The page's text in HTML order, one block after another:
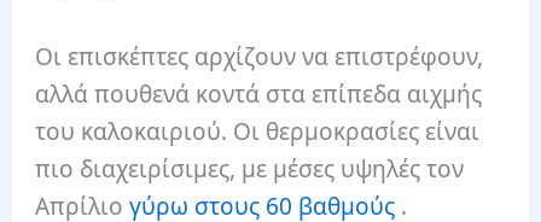
Οι επισκέπτες αρχίζουν να επιστρέφουν,
αλλά πουθενά κοντά στα επίπεδα αιχμής
του καλοκαιριού. Οι θερμοκρασίες είναι
πιο διαχειρίσιμες, με μέσες υψηλές τον
Απρίλιογύρω στους 60 βαθμούς .